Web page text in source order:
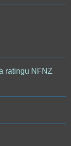
ratingu NFNZ